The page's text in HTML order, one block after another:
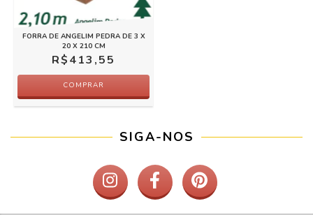
FORRA DE ANGELIM PEDRA DE 3 X
20 X 210 CM
R$413,55
COMPRAR
SIGA-NOS